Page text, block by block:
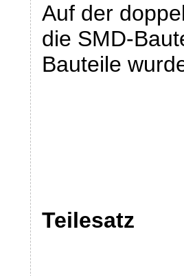
Auf der
die SMD-
Bauteile
Teilesatz